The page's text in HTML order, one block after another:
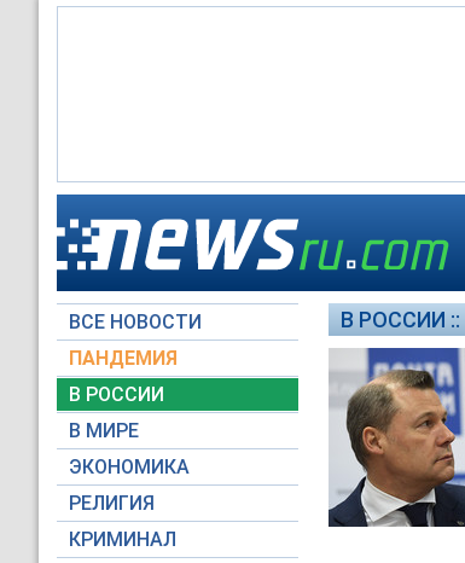
ВСЕ НОВОСТИ
ПАНДЕМИЯ
В РОССИИ
В МИРЕ
ЭКОНОМИКА
РЕЛИГИЯ
КРИМИНАЛ
В РОССИИ ::